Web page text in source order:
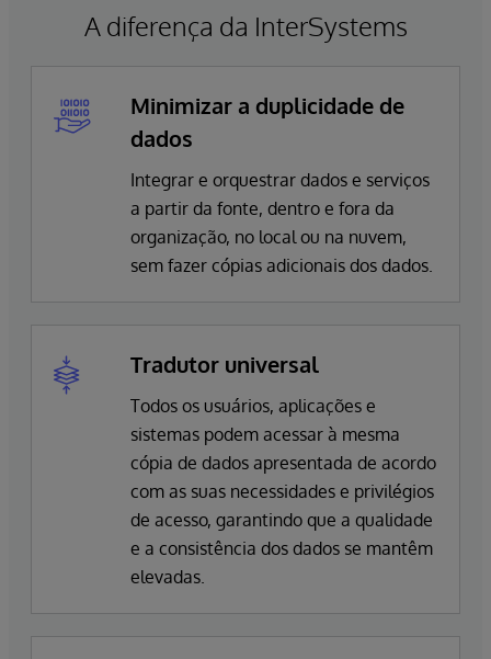
A diferença da InterSystems
Minimizar a duplicidade de
dados
Integrar e orquestrar dados e serviços
a partir da fonte, dentro e fora da
organização, no local ou na nuvem,
sem fazer cópias adicionais dos dados.
Tradutor universal
Todos os usuários, aplicações e
sistemas podem acessar à mesma
cópia de dados apresentada de acordo
com as suas necessidades e privilégios
de acesso, garantindo que a qualidade
e a consistência dos dados se mantêm
elevadas.